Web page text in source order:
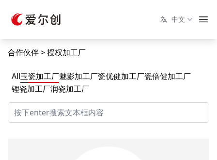
中文
合作伙伴 授权加工厂
All玉瓷加工厂魅影加工厂瓷优健加工厂瓷倍健加工厂
锂瓷加工厂润瓷加工厂